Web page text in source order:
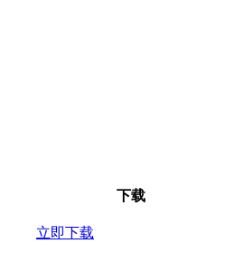
下载
立即下载